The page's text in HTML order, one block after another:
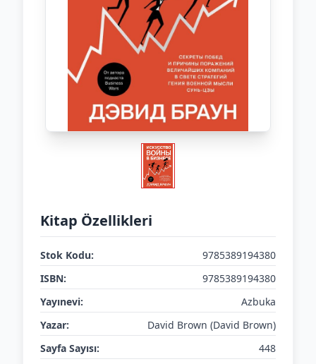
Kitap Özellikleri
Stok Kodu:
9785389194380
ISBN:
9785389194380
Yayınevi:
Azbuka
Yazar:
David Brown (David Brown)
Sayfa Sayısı:
448